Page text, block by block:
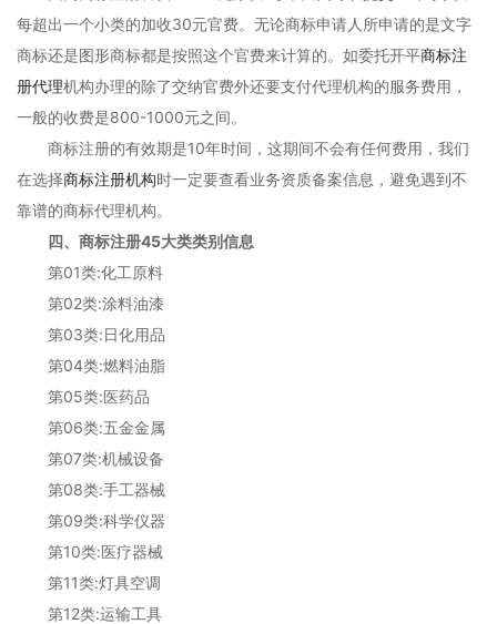
每超出一个小类的加收30元官费。无论商标申请人所申请的是文字
商标还是图形商标都是按照这个官费来计算的。如委托开平商标注
册代理机构办理的除了交纳官费外还要支付代理机构的服务费用，
一般的收费是800-1000元之间。
商标注册的有效期是10年时间，这期间不会有任何费用，我们
在选择商标注册机构时一定要查看业务资质备案信息，避免遇到不
靠谱的商标代理机构。
四、商标注册45大类类别信息
第01类:化工原料
第02类:涂料油漆
第03类:日化用品
第04类:燃料油脂
第05类:医药品
第06类:五金金属
第07类:机械设备
第08类:手工器械
第09类:科学仪器
第10类:医疗器械
第11类:灯具空调
第12类:运输工具